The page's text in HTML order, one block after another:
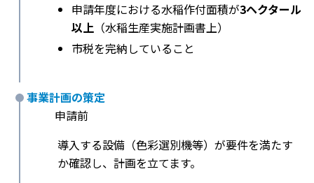
申請年度における水稲作付面積が3ヘクタール
以上 （水稲生産実施計画書上）
市税を完納していること
事業計画の策定
申請前
導入する設備（色彩選別機等）が要件を満たす
か確認し、計画を立てます。